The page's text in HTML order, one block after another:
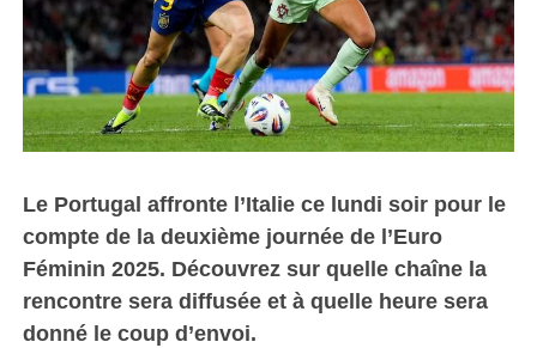
Le Portugal affronte l’Italie ce lundi soir pour le
compte de la deuxième journée de l’Euro
Féminin 2025. Découvrez sur quelle chaîne la
rencontre sera diffusée et à quelle heure sera
donné le coup d’envoi.